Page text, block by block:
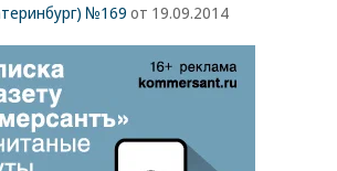
№169 от 19.09.2014